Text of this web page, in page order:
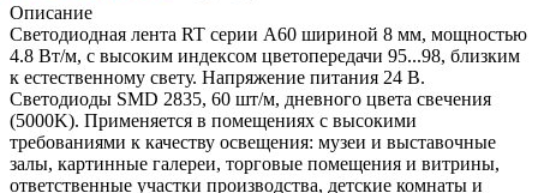
Описание
Светодиодная лента RT серии A60 шириной 8 мм, мощностью
4.8 Вт/м, с высоким индексом цветопередачи 95...98, близким
к естественному свету. Напряжение питания 24 В.
Светодиоды SMD 2835, 60 шт/м, дневного цвета свечения
(5000K). Применяется в помещениях с высокими
требованиями к качеству освещения: музеи и выставочные
залы, картинные галереи, торговые помещения и витрины,
ответственные участки производства, детские комнаты и